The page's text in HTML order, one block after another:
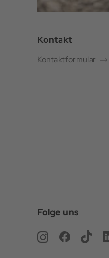
Kontakt
Kontaktformular
Folge uns